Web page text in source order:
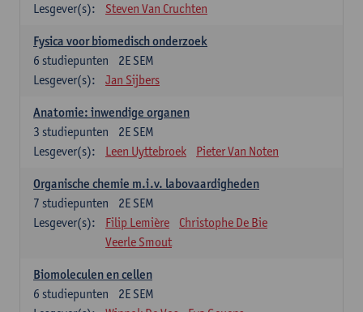
Lesgever(s):
Steven Van Cruchten
Fysica voor biomedisch onderzoek
2E SEM
6 studiepunten
Lesgever(s):
Jan Sijbers
Anatomie: inwendige organen
2E SEM
3 studiepunten
Lesgever(s):
Leen Uyttebroek Pieter Van Noten
Organische chemie m.i.v. labovaardigheden
2E SEM
7 studiepunten
Lesgever(s):
Filip Lemière
Christophe De Bie
Veerle Smout
Biomoleculen en cellen
2E SEM
6 studiepunten